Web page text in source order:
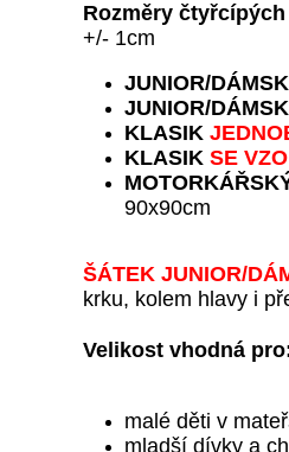
Rozměry
+/- 1cm
JUNIOR/
JUNIOR/
KLASIK
KLASIK SE
90x90cm
ŠÁTEK JUNIOR/
krku, kolem hlavy i
Velikost vhodná
malé děti v
mladší dívky a